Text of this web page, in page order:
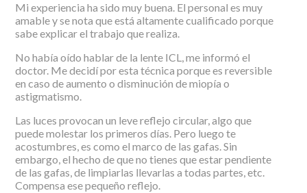
Mi experiencia ha sido muy buena. El personal es muy
amable y se nota que está altamente cualificado porque
sabe explicar el trabajo que realiza.
No había oído hablar de la lente ICL, me informó el
doctor. Me decidí por esta técnica porque es reversible
en caso de aumento o disminución de miopía o
astigmatismo.
Las luces provocan un leve reflejo circular, algo que
puede molestar los primeros días. Pero luego te
acostumbres, es como el marco de las gafas. Sin
embargo, el hecho de que no tienes que estar pendiente
de las gafas, de limpiarlas llevarlas a todas partes, etc.
Compensa ese pequeño reflejo.